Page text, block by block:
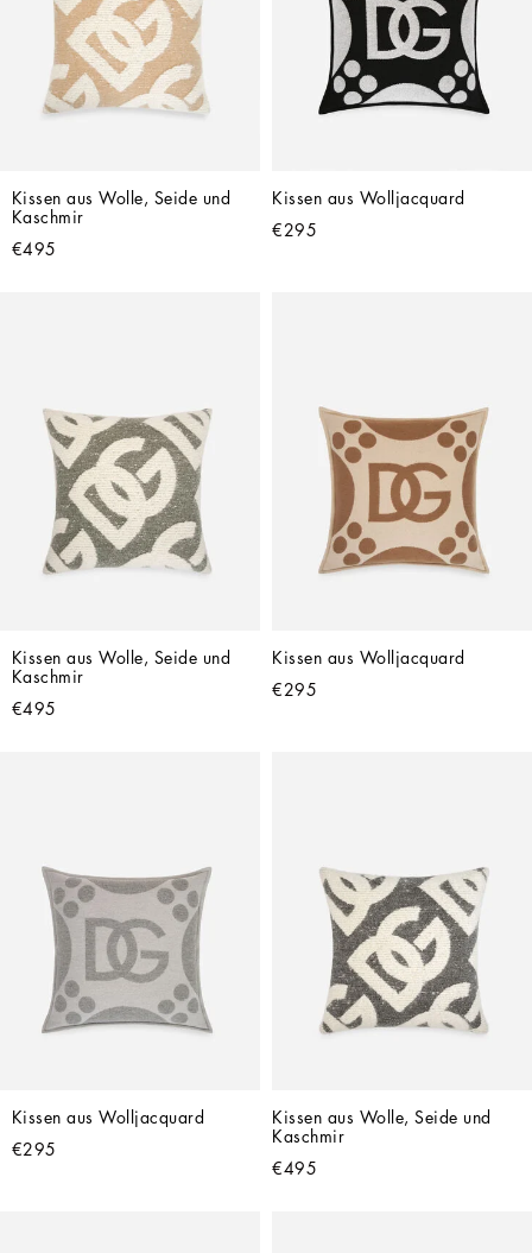
Kissen aus Wolle, Seide und
Kaschmir
€495
Kissen aus Wolljacquard
€295
Kissen aus Wolle, Seide und
Kaschmir
€495
Kissen aus Wolljacquard
€295
Kissen aus Wolljacquard
€295
Kissen aus Wolle, Seide und
Kaschmir
€495